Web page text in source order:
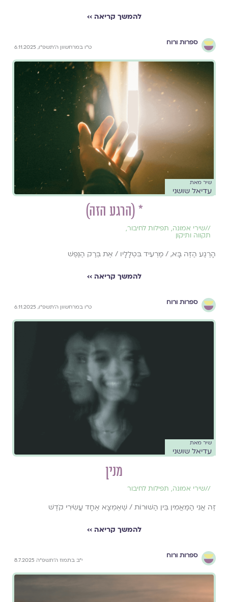
להמשך קריאה ››
ספרות ורוח
ט״ו במרחשוון ה׳תשפ״ו, 6.11.2025
שיר מאת
עדיאל שושני
* (הרגע הזה)
//שירי אמונה, תפילות לחיבור,
תקווה ותיקון
הָרֶגַע הַזֶּה בָּא, / מַרְעִיד בִּטְלָלָיו / אֶת בְּרַק הַנֶּפֶשׁ
להמשך קריאה ››
ספרות ורוח
ט״ו במרחשוון ה׳תשפ״ו, 6.11.2025
שיר מאת
עדיאל שושני
מנין
//שירי אמונה, תפילות לחיבור
זֶה אֲנִי הַמַּאֲמִין בֵּין הַשּׁוּרוֹת / שֶׁאֶמְצָא אֶחָד עֲשִׂירִי קֹדֶשׁ
להמשך קריאה ››
ספרות ורוח
י״ב בתמוז ה׳תשפ״ה 8.7.2025